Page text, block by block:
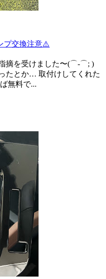
プ交換注意⚠️
摘を受けました〜(⌒-⌒; )
たとか… 取付けしてくれた
無料で...